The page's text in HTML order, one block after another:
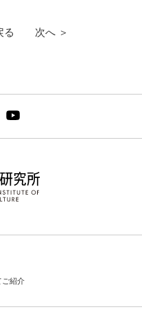
る 次へ ＞
ご紹介